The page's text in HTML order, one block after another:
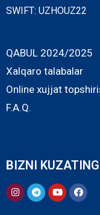
SWIFT: UZHOUZ22
QABUL 2024/2025
Xalqaro talabalar
Online xujjat
F.A.Q.
BIZNI KUZATING